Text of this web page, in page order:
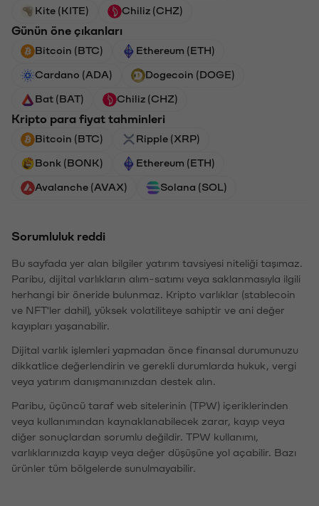
Kite (KITE) Chiliz (CHZ)
Günün öne çıkanları
Bitcoin (BTC) Ethereum (ETH)
Cardano (ADA) Dogecoin (DOGE)
Bat (BAT) Chiliz (CHZ)
Kripto para fiyat tahminleri
Bitcoin (BTC) Ripple (XRP)
Bonk (BONK) Ethereum (ETH)
Avalanche (AVAX) Solana (SOL)
Sorumluluk reddi
Bu sayfada yer alan bilgiler yatırım tavsiyesi niteliği taşımaz.
Paribu, dijital varlıkların alım-satımı veya saklanmasıyla ilgili
herhangi bir öneride bulunmaz. Kripto varlıklar (stablecoin
ve NFT'ler dahil), yüksek volatiliteye sahiptir ve ani değer
kayıpları yaşanabilir.
Dijital varlık işlemleri yapmadan önce finansal durumunuzu
dikkatlice değerlendirin ve gerekli durumlarda hukuk, vergi
veya yatırım danışmanınızdan destek alın.
Paribu, üçüncü taraf web sitelerinin (TPW) içeriklerinden
veya kullanımından kaynaklanabilecek zarar, kayıp veya
diğer sonuçlardan sorumlu değildir. TPW kullanımı,
varlıklarınızda kayıp veya değer düşüşüne yol açabilir. Bazı
ürünler tüm bölgelerde sunulmayabilir.